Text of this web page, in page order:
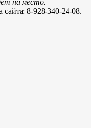
на место.
8-928-340-24-08.